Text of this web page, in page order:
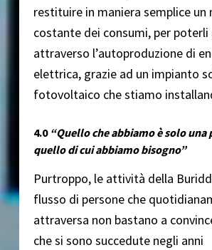
restituire in maniera semplice
costante dei consumi, per poterli
attraverso l’autoproduzione di
elettrica, grazie ad un impianto
fotovoltaico che stiamo
4.0 “Quello che abbiamo è solo una
quello di cui abbiamo bisogno”
Purtroppo, le attività della
flusso di persone che
attraversa non bastano a
che si sono succedute negli anni